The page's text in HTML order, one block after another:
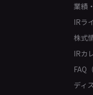
業績
IRラ
株式
IRカ
FAQ
ディ